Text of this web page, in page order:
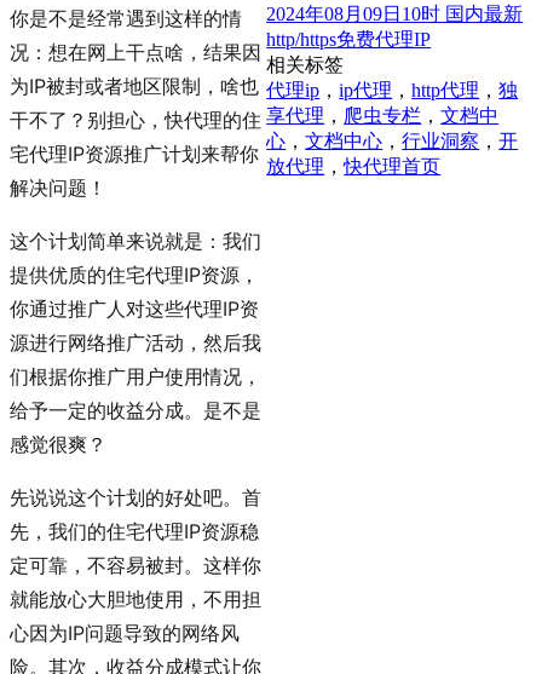
你是不是经常遇到这样的情
况：想在网上干点啥，结果因
为IP被封或者地区限制，啥也
干不了？别担心，快代理的住
宅代理IP资源推广计划来帮你
解决问题！
这个计划简单来说就是：我们
提供优质的住宅代理IP资源，
你通过推广人对这些代理IP资
源进行网络推广活动，然后我
们根据你推广用户使用情况，
给予一定的收益分成。是不是
感觉很爽？
先说说这个计划的好处吧。首
先，我们的住宅代理IP资源稳
定可靠，不容易被封。这样你
就能放心大胆地使用，不用担
心因为IP问题导致的网络风
险。其次，收益分成模式让你
2024年08月09日10时 国内最新
http/https免费代理IP
相关标签
代理ip ，ip代理 ，http代理 ，独
享代理 ， 爬虫专栏 ，文档中
心 ，文档中心 ，行业洞察 ，开
放代理 ，快代理首页